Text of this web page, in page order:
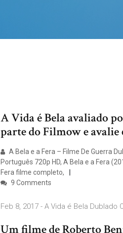
A Vida é Bela avaliado
parte do Filmow e avalie
A Bela e a Fera – Filme De Guerra
Português 720p HD, A Bela e a Fera
Fera filme completo,
9 Comments
Feb 8, 2017 - A Vida é Bela Dublado
Um filme de Roberto